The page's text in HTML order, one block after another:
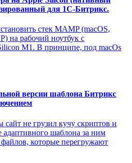
для 1С-Битрикс.
стек MAMP (macOS,
на рабочий ноутбук с
M1. В принципе, под macOs
версии шаблона Битрикс
не грузил кучу скриптов и
адаптивного шаблона за ним
файлов, которые перегружают